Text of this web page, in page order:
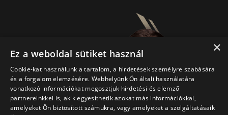
×
Ez a weboldal sütiket használ
Cookie-kat használunk a tartalom, a hirdetések személyre szabására
és a forgalom elemzésére. Webhelyünk Ön általi használatára
vonatkozó információkat megosztjuk hirdetési és elemző
partnereinkkel is, akik egyesíthetik azokat más információkkal,
amelyeket Ön biztosított számukra, vagy amelyeket a szolgáltatásaik